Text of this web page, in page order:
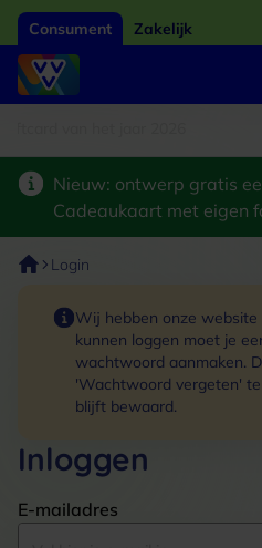
Consument Zakelijk
Nieuw: ontwerp gratis
Cadeaukaart met eigen
Login
Wij hebben onze website
kunnen loggen moet je
wachtwoord aanmaken.
'Wachtwoord vergeten' te
blijft bewaard.
Inloggen
E-mailadres